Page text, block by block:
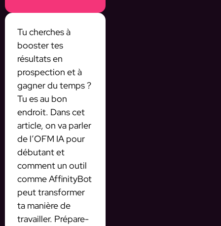
Tu cherches à
booster tes
résultats en
prospection et à
gagner du temps ?
Tu es au bon
endroit. Dans cet
article, on va parler
de l’OFM IA pour
débutant et
comment un outil
comme AffinityBot
peut transformer
ta manière de
travailler. Prépare-